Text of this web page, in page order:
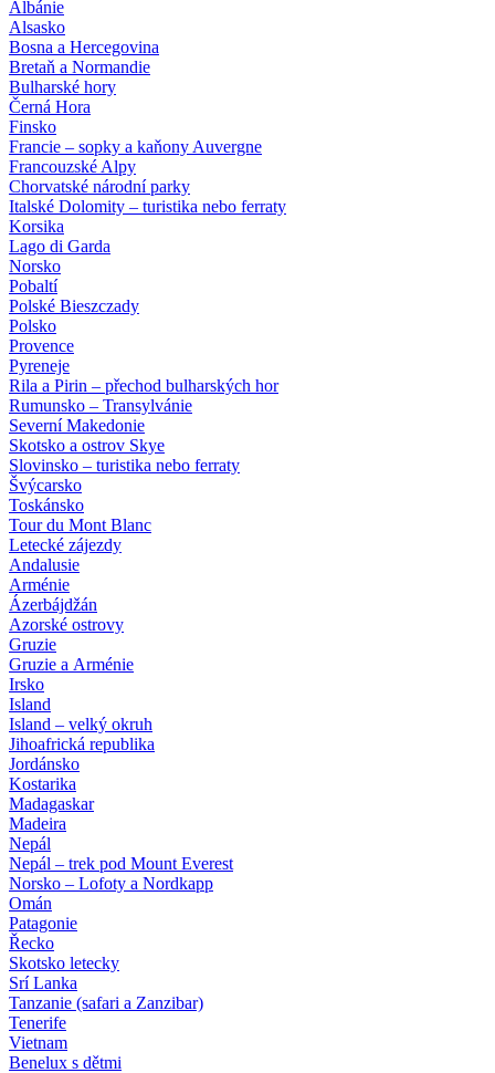
Albánie
Alsasko
Bosna a Hercegovina
Bretaň a Normandie
Bulharské hory
Černá Hora
Finsko
Francie – sopky a kaňony Auvergne
Francouzské Alpy
Chorvatské národní parky
Italské Dolomity – turistika nebo ferraty
Korsika
Lago di Garda
Norsko
Pobaltí
Polské Bieszczady
Polsko
Provence
Pyreneje
Rila a Pirin – přechod bulharských hor
Rumunsko – Transylvánie
Severní Makedonie
Skotsko a ostrov Skye
Slovinsko – turistika nebo ferraty
Švýcarsko
Toskánsko
Tour du Mont Blanc
Letecké zájezdy
Andalusie
Arménie
Ázerbájdžán
Azorské ostrovy
Gruzie
Gruzie a Arménie
Irsko
Island
Island – velký okruh
Jihoafrická republika
Jordánsko
Kostarika
Madagaskar
Madeira
Nepál
Nepál – trek pod Mount Everest
Norsko – Lofoty a Nordkapp
Omán
Patagonie
Řecko
Skotsko letecky
Srí Lanka
Tanzanie (safari a Zanzibar)
Tenerife
Vietnam
Benelux s dětmi